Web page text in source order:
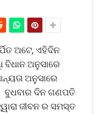
ଅଟେ, ଏହିଦିନ
ଅନୁସାରେ
ଅନୁସାରେ
ବୁଧବାର ଦିନ ଗଣପତି
ଜୀବନ ର ସମସ୍ତ